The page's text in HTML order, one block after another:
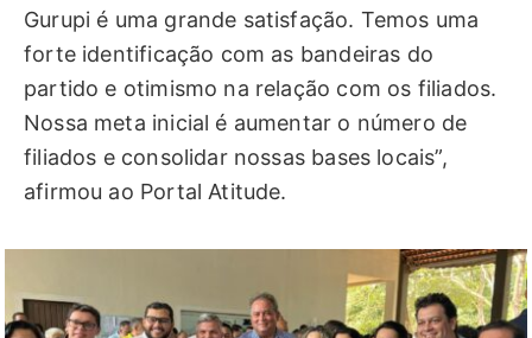
Gurupi é uma grande satisfação. Temos uma
forte identificação com as bandeiras do
partido e otimismo na relação com os filiados.
Nossa meta inicial é aumentar o número de
filiados e consolidar nossas bases locais”,
afirmou ao Portal Atitude.